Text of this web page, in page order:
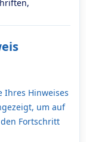
Ihres Hinweises
um auf
Fortschritt